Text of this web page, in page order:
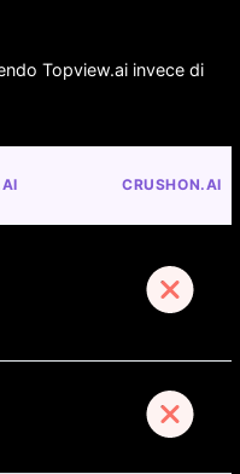
Topview.ai invece di
CRUSHON.AI